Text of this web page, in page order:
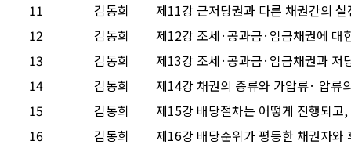
11
김동희
제11강 근저당권과 다른 채권간의
12
김동희
제12강 조세·공과금·임금채권에 대
13
김동희
제13강 조세·공과금·임금채권과 저
14
김동희
제14강 채권의 종류와 가압류· 압류
15
김동희
제15강 배당절차는 어떻게 진행되고
16
김동희
제16강 배당순위가 평등한 채권자와